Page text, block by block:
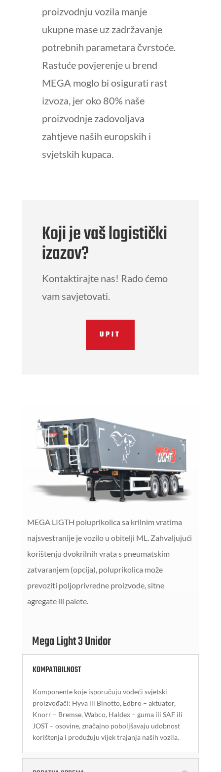
proizvodnju vozila manje
ukupne mase uz zadržavanje
potrebnih parametara čvrstoće.
Rastuće povjerenje u brend
MEGA moglo bi osigurati rast
izvoza, jer oko 80% naše
proizvodnje zadovoljava
zahtjeve naših europskih i
svjetskih kupaca.
Koji je vaš logistički
izazov?
Kontaktirajte nas! Rado ćemo
vam savjetovati.
UPIT
MEGA LIGTH poluprikolica sa krilnim vratima
najsvestranije je vozilo u obitelji ML. Zahvaljujući
korištenju dvokrilnih vrata s pneumatskim
zatvaranjem (opcija), poluprikolica može
prevoziti poljoprivredne proizvode, sitne
agregate ili palete.
Mega Light 3 Unidor
KOMPATIBILNOST
Komponente koje isporučuju vodeći svjetski
proizvođači: Hyva ili Binotto, Edbro – aktuator,
Knorr – Bremse, Wabco, Haldex – guma ili SAF ili
JOST – osovine, značajno poboljšavaju udobnost
korištenja i produžuju vijek trajanja naših vozila.